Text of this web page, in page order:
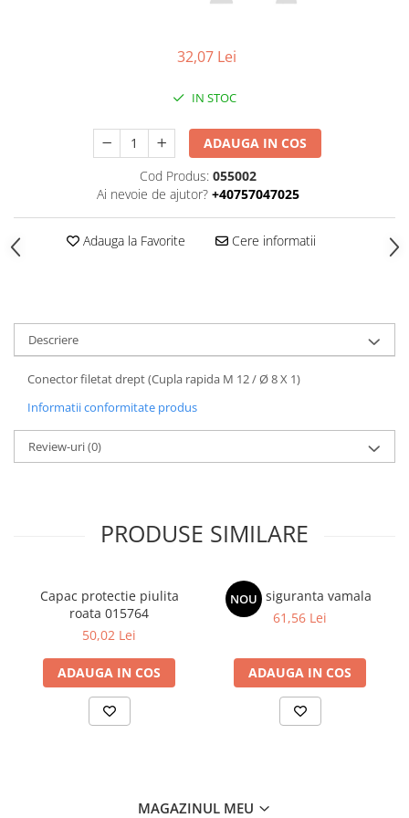
32,07 Lei
IN STOC
ADAUGA IN COS
Cod Produs: 055002
Ai nevoie de ajutor? +40757047025
Adauga la Favorite Cere informatii
Descriere
Conector filetat drept (Cupla rapida M 12 / Ø 8 X 1)
Informatii conformitate produs
Review-uri(0)
PRODUSE SIMILARE
Capac protectie piulita
roata 015764
50,02 Lei
ADAUGA IN COS
NOU
Tabla siguranta vamala
61,56 Lei
ADAUGA IN COS
MAGAZINUL MEU